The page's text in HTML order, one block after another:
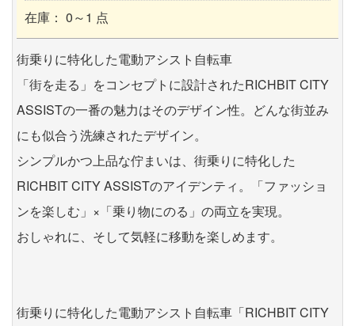
在庫： 0～1 点
街乗りに特化した電動アシスト自転車
「街を走る」をコンセプトに設計されたRICHBIT CITY
ASSISTの一番の魅力はそのデザイン性。どんな街並み
にも似合う洗練されたデザイン。
シンプルかつ上品な佇まいは、街乗りに特化した
RICHBIT CITY ASSISTのアイデンティ。「ファッショ
ンを楽しむ」×「乗り物にのる」の両立を実現。
おしゃれに、そして気軽に移動を楽しめます。
街乗りに特化した電動アシスト自転車「RICHBIT CITY